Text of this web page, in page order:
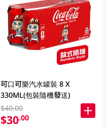
可口可樂汽水罐裝 8 X
330ML(包裝隨機發送)
$40.00
$30.00